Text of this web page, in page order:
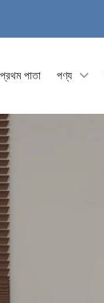
প্রথম পাতা পণ্য